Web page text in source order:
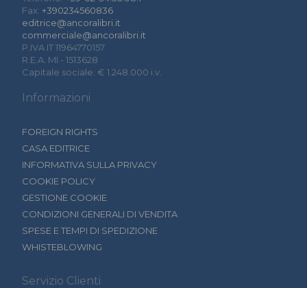
Fax: +390234560836
editrice@ancoralibri.it
commerciale@ancoralibri.it
P.IVA IT 11964770157
R.E.A. MI - 1513628
Capitale sociale: € 1.248.000 i.v.
Informazioni
FOREIGN RIGHTS
CASA EDITRICE
INFORMATIVA SULLA PRIVACY
COOKIE POLICY
GESTIONE COOKIE
CONDIZIONI GENERALI DI VENDITA
SPESE E TEMPI DI SPEDIZIONE
WHISTEBLOWING
Servizio Clienti